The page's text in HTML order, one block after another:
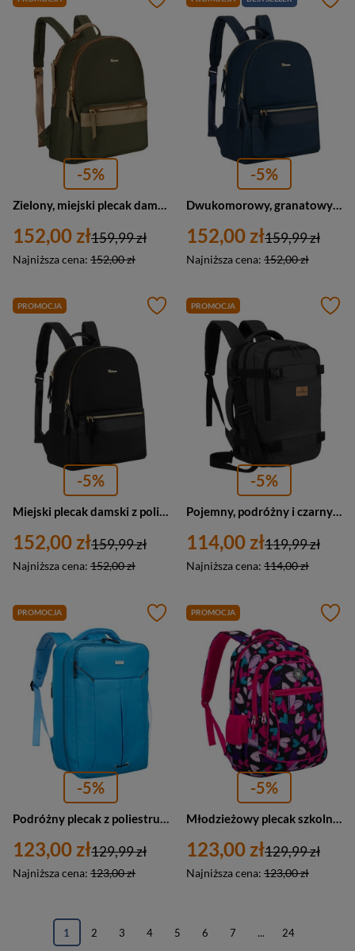
-5%
152,00 zł
Najniższa cena: 152,00 zł
159,99 zł
-5%
152,00 zł
Najniższa cena: 152,00 zł
159,99 zł
PROMOCJA
-5%
Miejski plecak damski z poliestru w czarnym kolorze, zawieszony na regulowanych szelkach - Peterson
152,00 zł
Najniższa cena: 152,00 zł
159,99 zł
PROMOCJA
-5%
Pojemny, podróżny i czarny plecak z poliestru idealny na bagaż podręczny - Peterson
114,00 zł
Najniższa cena: 114,00 zł
119,99 zł
PROMOCJA
-5%
123,00 zł
Najniższa cena: 123,00 zł
129,99 zł
PROMOCJA
-5%
123,00 zł
Najniższa cena: 123,00 zł
129,99 zł
1 2 3 4 5 6 7 ... 24